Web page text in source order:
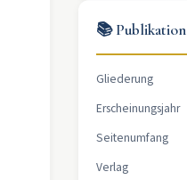
📚 Publikation
Gliederung
Erscheinungsjahr
Seitenumfang
Verlag